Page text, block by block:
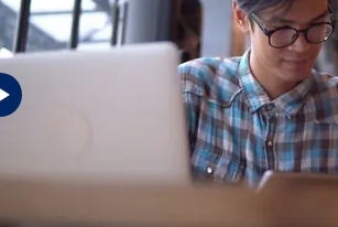
时装物流让您领先一步，提供所有您需要的物
的持续补货，将货物送到客户手中，并为您的